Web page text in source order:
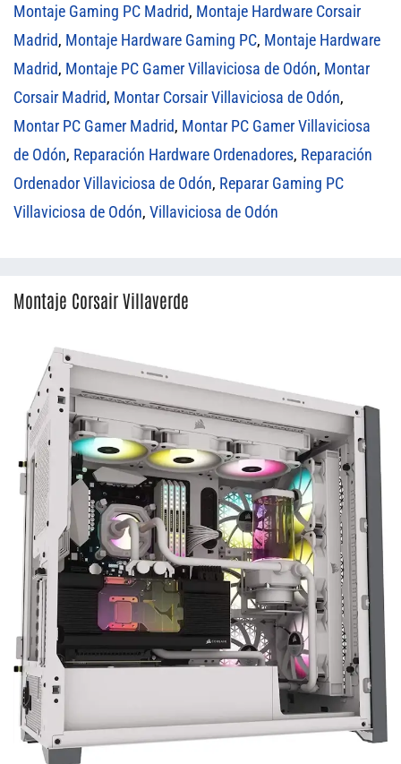
Montaje Gaming PC Madrid, Montaje Hardware Corsair
Madrid, Montaje Hardware Gaming PC, Montaje Hardware
Madrid, Montaje PC Gamer Villaviciosa de Odón, Montar
Corsair Madrid, Montar Corsair Villaviciosa de Odón,
Montar PC Gamer Madrid, Montar PC Gamer Villaviciosa
de Odón, Reparación Hardware Ordenadores, Reparación
Ordenador Villaviciosa de Odón, Reparar Gaming PC
Villaviciosa de Odón, Villaviciosa de Odón
Montaje Corsair Villaverde